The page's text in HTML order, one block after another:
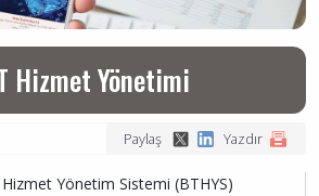
Hizmet Yönetimi
Paylaş Yazdır
Yönetim Sistemi (BTHYS)